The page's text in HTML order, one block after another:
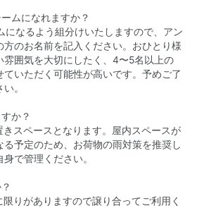
ムになれますか？
なるよう組分けいたしますので、アン
のお名前を記入ください。おひとり様
雰囲気を大切にしたく、4〜5名以上の
いただく可能性が高いです。予めご了
。
か？
スペースとなります。屋内スペースが
予定のため、お荷物の雨対策を推奨し
で管理ください。
りがありますので譲り合ってご利用く